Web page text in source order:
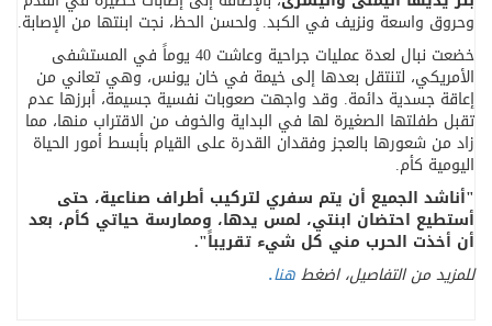
وحروق واسعة ونزيف في الكبد. ولحسن الحظ، نجت ابنتها من الإصابة.
خضعت نبال لعدة عمليات جراحية وعاشت 40 يوماً في المستشفى
الأمريكي، لتنتقل بعدها إلى خيمة في خان يونس، وهي تعاني من
إعاقة جسدية دائمة. وقد واجهت صعوبات نفسية جسيمة، أبرزها عدم
تقبل طفلتها الصغيرة لها في البداية والخوف من الاقتراب منها، مما
زاد من شعورها بالعجز وفقدان القدرة على القيام بأبسط أمور الحياة
اليومية كأم.
"أناشد الجميع أن يتم سفري لتركيب أطراف صناعية، حتى
أستطيع احتضان ابنتي، لمس يدها، وممارسة حياتي كأم، بعد
أن أخذت الحرب مني كل شيء تقريباً."
للمزيد منالتفاصيل، اضغطهنا.